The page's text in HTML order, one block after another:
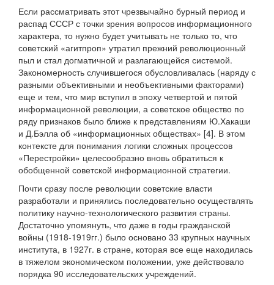
Если рассматривать этот чрезвычайно бурный период и
распад СССР с точки зрения вопросов информационного
характера, то нужно будет учитывать не только то, что
советский «агитпроп» утратил прежний революционный
пыл и стал догматичной и разлагающейся системой.
Закономерность случившегося обусловливалась (наряду с
разными объективными и необъективными факторами)
еще и тем, что мир вступил в эпоху четвертой и пятой
информационной революции, а советское общество по
ряду признаков было ближе к представлениям Ю.Хакаши
и Д.Бэлла об «информационных обществах» [4]. В этом
контексте для понимания логики сложных процессов
«Перестройки» целесообразно вновь обратиться к
обобщенной советской информационной стратегии.
Почти сразу после революции советские власти
разработали и принялись последовательно осуществлять
политику научно-технологического развития страны.
Достаточно упомянуть, что даже в годы гражданской
войны (1918-1919гг.) было основано 33 крупных научных
института, в 1927г. в стране, которая все еще находилась
в тяжелом экономическом положении, уже действовало
порядка 90 исследовательских учреждений.